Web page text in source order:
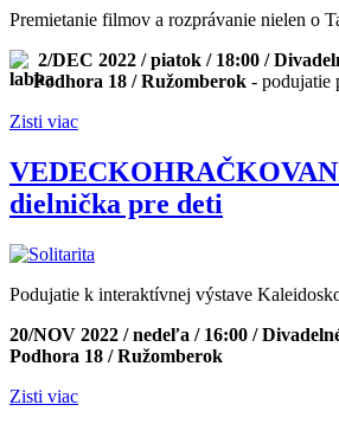
Premietanie filmov a rozprávanie nielen o
2/DEC 2022 / piatok / 18:00 /
Podhora 18 / Ružomberok - podujatie
Zisti viac
dielnička pre deti
Podujatie k interaktívnej výstave
20/NOV 2022 / nedeľa / 16:00 /
Podhora 18 / Ružomberok
Zisti viac